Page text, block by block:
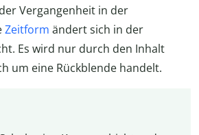
Vergangenheit in der
Zeitform ändert sich in der
Es wird nur durch den Inhalt
um eine Rückblende handelt.